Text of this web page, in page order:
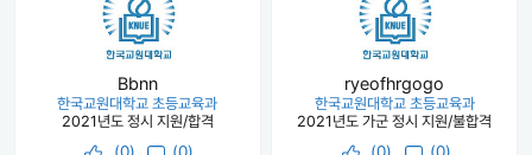
Bbnn
한국교원대학교 초등교육과
2021년도 정시 지원/합격
(0) (0)
ryeofhrgogo
한국교원대학교 초등교육과
2021년도 가군 정시 지원/불합격
(0) (0)